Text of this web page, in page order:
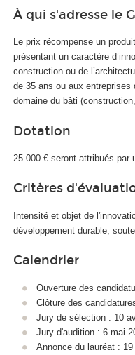
À qui s'adresse le
Le prix récompense un
présentant un caractère
construction ou de
de 35 ans ou aux
domaine du bâti
Dotation
25 000 € seront attribués par
Critères
Intensité et objet de
développement durable,
Calendrier
Ouverture des
Clôture des
Jury de sélection : 10
Jury d'audition : 6 mai
Annonce du lauréat :